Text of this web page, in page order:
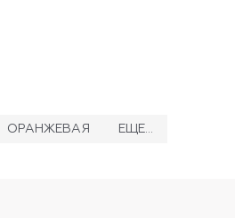
ОРАНЖЕВАЯ ЕЩЕ...